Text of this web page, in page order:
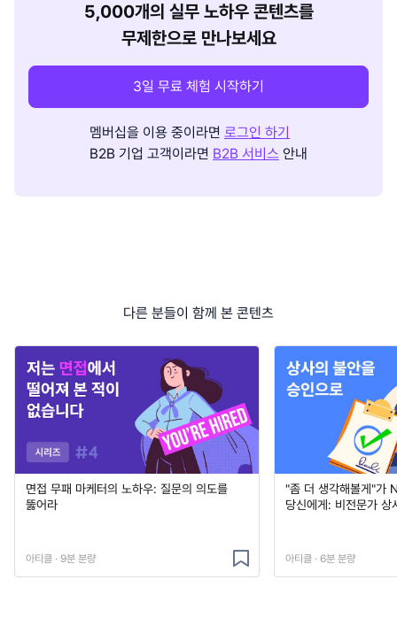
5,000개의 실무 노하우 콘텐츠를
무제한으로 만나보세요
3일 무료 체험 시작하기
멤버십을 이용 중이라면 로그인 하기
B2B 기업 고객이라면 B2B 서비스 안내
다른 분들이 함께 본 콘텐츠
면접 무패 마케터의 노하우: 질문의 의도를
뚫어라
아티클 · 9분 분량
"좀 더 생각해볼게"가
당신에게: 비전문가 상
아티클 · 6분 분량